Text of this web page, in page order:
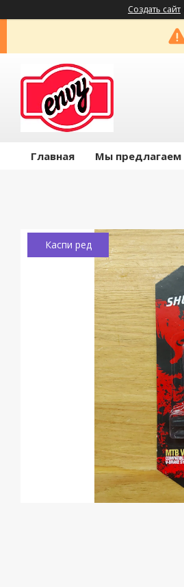
Создать сайт
Главная Мы предлагаем
Каспи ред